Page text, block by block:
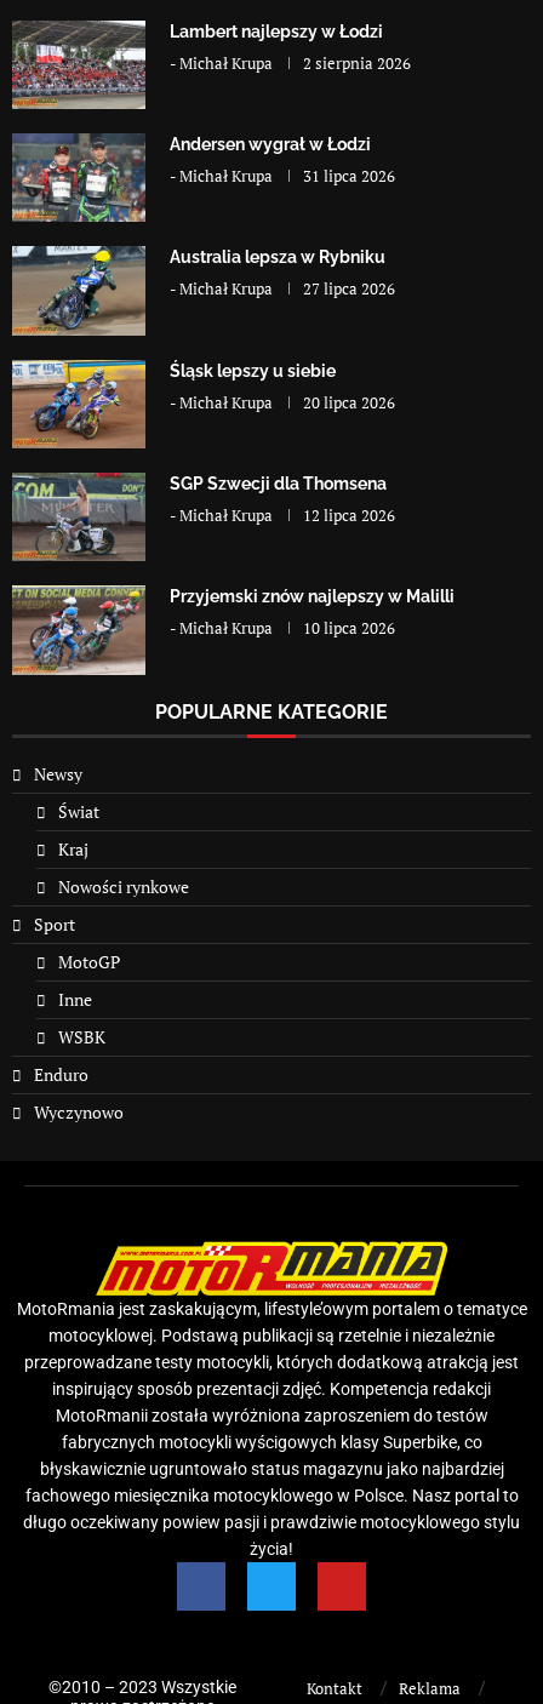
Lambert najlepszy w Łodzi
-Michał Krupa 2 sierpnia 2026
Andersen wygrał w Łodzi
-Michał Krupa 31 lipca 2026
Australia lepsza w Rybniku
-Michał Krupa 27 lipca 2026
Śląsk lepszy u siebie
-Michał Krupa 20 lipca 2026
SGP Szwecji dla Thomsena
-Michał Krupa 12 lipca 2026
Przyjemski znów najlepszy w Malilli
-Michał Krupa 10 lipca 2026
POPULARNE KATEGORIE
Newsy
Świat
Kraj
Nowości rynkowe
Sport
MotoGP
Inne
WSBK
Enduro
Wyczynowo
MotoRmania jest zaskakującym, lifestyle’owym portalem o tematyce
motocyklowej. Podstawą publikacji są rzetelnie i niezależnie
przeprowadzane testy motocykli, których dodatkową atrakcją jest
inspirujący sposób prezentacji zdjęć. Kompetencja redakcji
MotoRmanii została wyróżniona zaproszeniem do testów
fabrycznych motocykli wyścigowych klasy Superbike, co
błyskawicznie ugruntowało status magazynu jako najbardziej
fachowego miesięcznika motocyklowego w Polsce. Nasz portal to
długo oczekiwany powiew pasji i prawdziwie motocyklowego stylu
życia!
©2010 – 2023 Wszystkie
Kontakt
Reklama